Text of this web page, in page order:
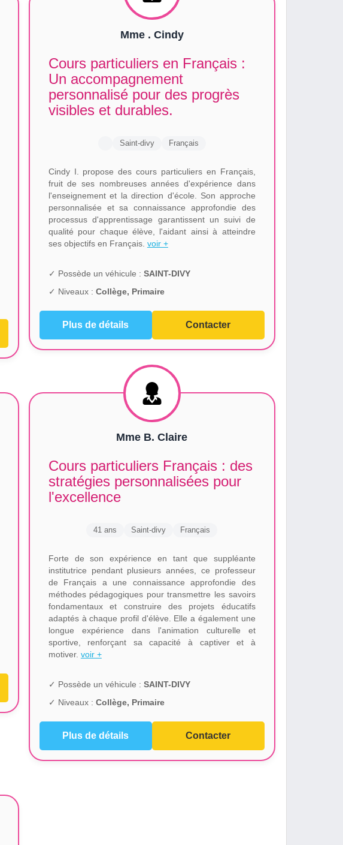
Mme . Cindy
Cours particuliers en Français :
Un accompagnement
personnalisé pour des progrès
visibles et durables.
Saint-divy Français
Cindy I. propose des cours particuliers en Français,
fruit de ses nombreuses années d'expérience dans
l'enseignement et la direction d'école. Son approche
personnalisée et sa connaissance approfondie des
processus d'apprentissage garantissent un suivi de
qualité pour chaque élève, l'aidant ainsi à atteindre
ses objectifs en Français. voir +
✓ Possède un véhicule : SAINT-DIVY
✓ Niveaux : Collège, Primaire
Plus de détails Contacter
Mme B. Claire
Cours particuliers Français : des
stratégies personnalisées pour
l'excellence
41 ans Saint-divy Français
Forte de son expérience en tant que suppléante
institutrice pendant plusieurs années, ce professeur
de Français a une connaissance approfondie des
méthodes pédagogiques pour transmettre les savoirs
fondamentaux et construire des projets éducatifs
adaptés à chaque profil d'élève. Elle a également une
longue expérience dans l'animation culturelle et
sportive, renforçant sa capacité à captiver et à
motiver. voir +
✓ Possède un véhicule : SAINT-DIVY
✓ Niveaux : Collège, Primaire
Plus de détails Contacter